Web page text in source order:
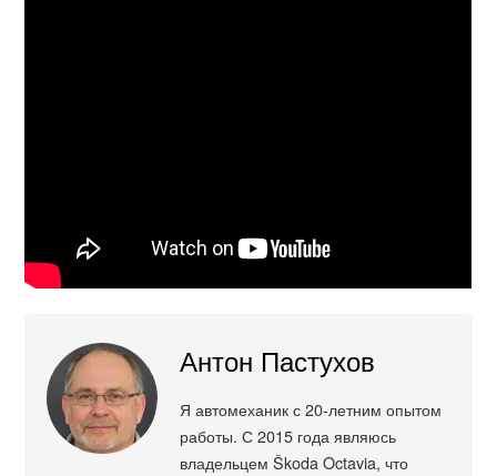
Антон Пастухов
Я автомеханик с 20-летним опытом
работы. С 2015 года являюсь
владельцем Škoda Octavia, что